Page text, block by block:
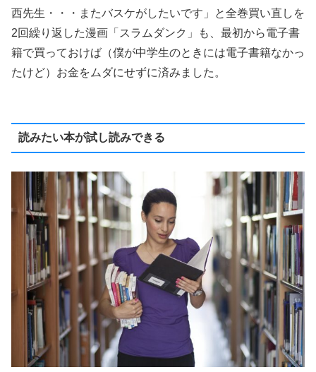
西先生・・・またバスケがしたいです」と全巻買い直しを
2回繰り返した漫画「スラムダンク」も、最初から電子書
籍で買っておけば（僕が中学生のときには電子書籍なかっ
たけど）お金をムダにせずに済みました。
読みたい本が試し読みできる